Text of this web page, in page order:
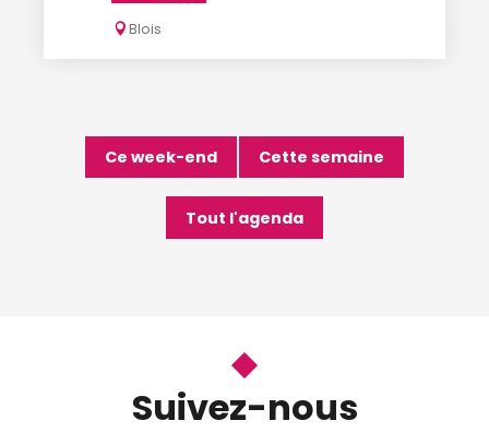
Blois
Ce week-end Cette semaine
Tout l'agenda
Suivez-nous